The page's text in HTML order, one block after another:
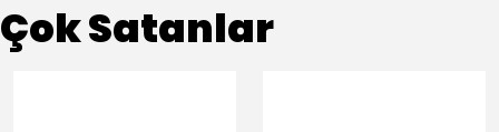
Çok Satanlar